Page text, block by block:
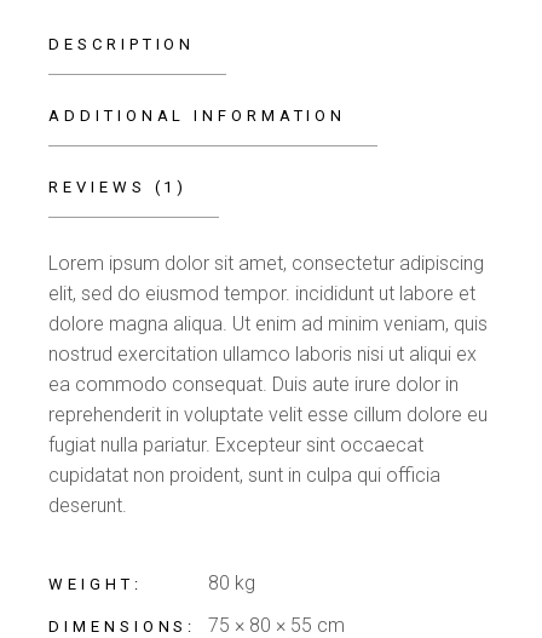
DESCRIPTION
ADDITIONAL INFORMATION
REVIEWS (1)
Lorem ipsum dolor sit amet, consectetur adipiscing
elit, sed do eiusmod tempor. incididunt ut labore et
dolore magna aliqua. Ut enim ad minim veniam, quis
nostrud exercitation ullamco laboris nisi ut aliqui ex
ea commodo consequat. Duis aute irure dolor in
reprehenderit in voluptate velit esse cillum dolore eu
fugiat nulla pariatur. Excepteur sint occaecat
cupidatat non proident, sunt in culpa qui officia
deserunt.
WEIGHT 80 kg
DIMENSIONS 75 × 80 × 55 cm